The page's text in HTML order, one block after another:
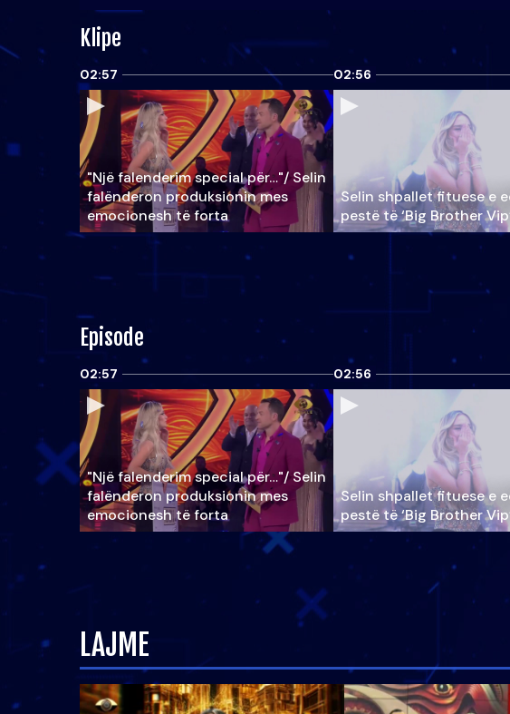
Klipe
02:57
"Një falenderim special për…"/ Selin
falënderon produksionin mes
emocionesh të forta
02:56
Selin shpallet fituese e
pestë të ‘Big Brother
Episode
02:57
"Një falenderim special për…"/ Selin
falënderon produksionin mes
emocionesh të forta
02:56
Selin shpallet fituese e
pestë të ‘Big Brother
LAJME